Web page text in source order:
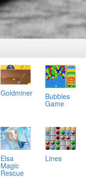
Goldminer Bubbles
Game
Elsa
Magic
Rescue
Lines